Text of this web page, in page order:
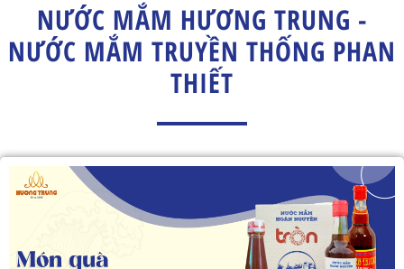
NƯỚC MẮM HƯƠNG TRUNG -
NƯỚC MẮM TRUYỀN THỐNG PHAN
THIẾT